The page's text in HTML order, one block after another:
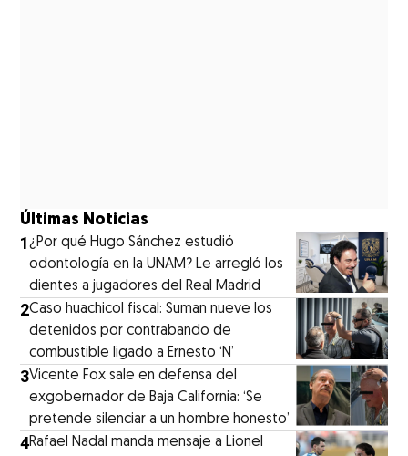
Últimas Noticias
1¿Por qué Hugo Sánchez estudió
odontología en la UNAM? Le arregló los
dientes a jugadores del Real Madrid
2Caso huachicol fiscal: Suman nueve los
detenidos por contrabando de
combustible ligado a Ernesto ‘N’
3Vicente Fox sale en defensa del
exgobernador de Baja California: ‘Se
pretende silenciar a un hombre honesto’
4Rafael Nadal manda mensaje a Lionel